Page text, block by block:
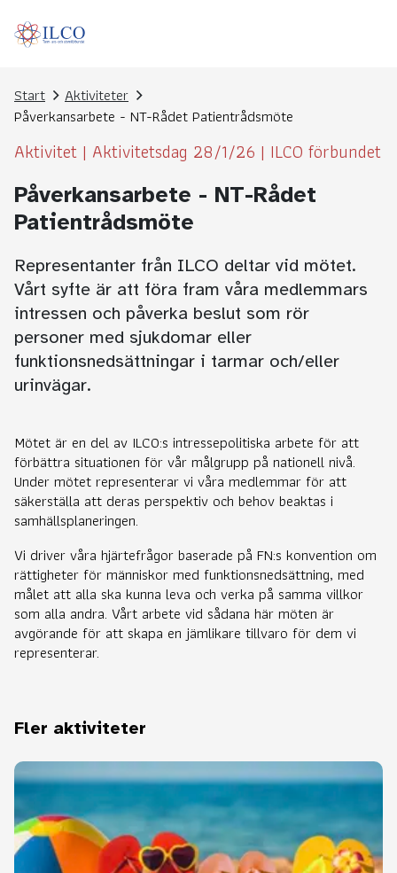
Start
Aktiviteter
Påverkansarbete - NT-Rådet Patientrådsmöte
Aktivitet | Aktivitetsdag 28/1/26 | ILCO förbundet
Påverkansarbete - NT-Rådet
Patientrådsmöte
Representanter från ILCO deltar vid mötet.
Vårt syfte är att föra fram våra medlemmars
intressen och påverka beslut som rör
personer med sjukdomar eller
funktionsnedsättningar i tarmar och/eller
urinvägar.
Mötet är en del av ILCO:s intressepolitiska arbete för att
förbättra situationen för vår målgrupp på nationell nivå.
Under mötet representerar vi våra medlemmar för att
säkerställa att deras perspektiv och behov beaktas i
samhällsplaneringen.
Vi driver våra hjärtefrågor baserade på FN:s konvention om
rättigheter för människor med funktionsnedsättning, med
målet att alla ska kunna leva och verka på samma villkor
som alla andra. Vårt arbete vid sådana här möten är
avgörande för att skapa en jämlikare tillvaro för dem vi
representerar.
Fler aktiviteter